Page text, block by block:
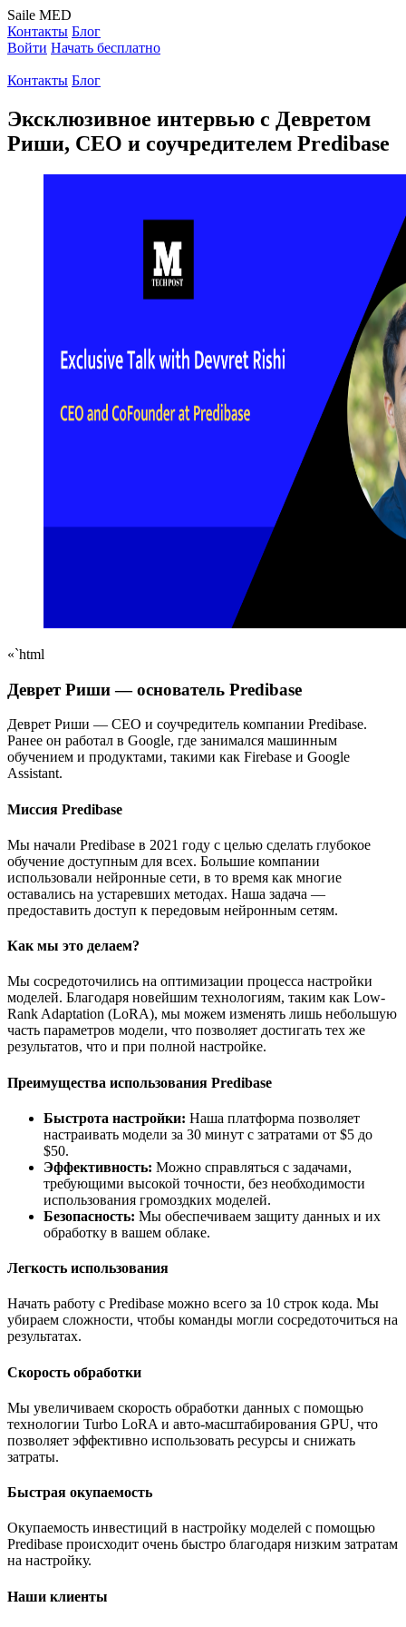
Saile MED
Контакты Блог
Войти Начать бесплатно
Контакты Блог
Эксклюзивное интервью с Девретом
Риши, CEO и соучредителем Predibase
«`html
Деврет Риши — основатель Predibase
Деврет Риши — CEO и соучредитель компании Predibase.
Ранее он работал в Google, где занимался машинным
обучением и продуктами, такими как Firebase и Google
Assistant.
Миссия Predibase
Мы начали Predibase в 2021 году с целью сделать глубокое
обучение доступным для всех. Большие компании
использовали нейронные сети, в то время как многие
оставались на устаревших методах. Наша задача —
предоставить доступ к передовым нейронным сетям.
Как мы это делаем?
Мы сосредоточились на оптимизации процесса настройки
моделей. Благодаря новейшим технологиям, таким как Low-
Rank Adaptation (LoRA), мы можем изменять лишь небольшую
часть параметров модели, что позволяет достигать тех же
результатов, что и при полной настройке.
Преимущества использования Predibase
Быстрота настройки: Наша платформа позволяет
настраивать модели за 30 минут с затратами от $5 до
$50.
Эффективность: Можно справляться с задачами,
требующими высокой точности, без необходимости
использования громоздких моделей.
Безопасность: Мы обеспечиваем защиту данных и их
обработку в вашем облаке.
Легкость использования
Начать работу с Predibase можно всего за 10 строк кода. Мы
убираем сложности, чтобы команды могли сосредоточиться на
результатах.
Скорость обработки
Мы увеличиваем скорость обработки данных с помощью
технологии Turbo LoRA и авто-масштабирования GPU, что
позволяет эффективно использовать ресурсы и снижать
затраты.
Быстрая окупаемость
Окупаемость инвестиций в настройку моделей с помощью
Predibase происходит очень быстро благодаря низким затратам
на настройку.
Наши клиенты